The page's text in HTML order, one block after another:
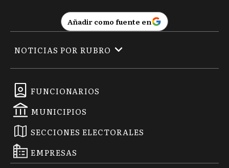
Añadir como fuente en
FUNCIONARIOS
MUNICIPIOS
SECCIONES ELECTORALES
EMPRESAS
NOTICIAS POR RUBRO